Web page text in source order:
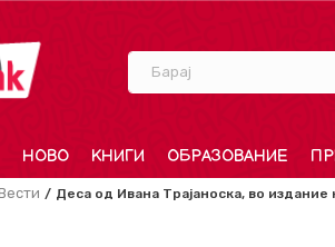
Барај
НОВО КНИГИ ОБРАЗОВАНИЕ
Деса од Ивана Трајаноска, во